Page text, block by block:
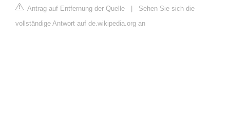
Antrag auf Entfernung der Quelle | Sehen Sie sich die
vollständige Antwort auf de.wikipedia.org an